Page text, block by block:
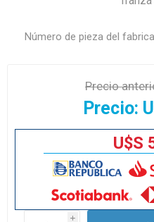
Número de pieza del
Precio
Precio:
U$S
i